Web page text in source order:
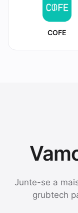
COFE
Junte-se a
grubtech